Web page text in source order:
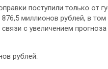
поступили только от
миллионов рублей, в том
с увеличением
рублей.